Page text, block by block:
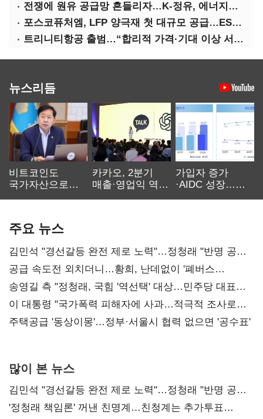
전쟁에 원유 공급망 흔들리자…K-정유, 에너지안보 핵심으로 재부상
포스코퓨처엠, LFP 양극재 첫 대규모 공급…ESS 시장 공략
트리니티항공 출범…“합리적 가격·기대 이상 서비스로 승부”
뉴스리듬
비트코인도
국가자산으로…'
카카오, 2분기
매출·영업익 역대
가입자 증가
·AIDC 성장…
주요 뉴스
김민석 "경선갈등 완전 제로 노력"…정청래 "반명 공세
사과부터"
공급 속도전 외치더니…황희, 난데없이 '폐버스
리모델링' 제안
송영길 측 "정청래, 국힘 '역선택' 대상…민주당 대표로
총선 지휘 못해"
이 대통령 "국가폭력 피해자에 사과…적극적 조사로
진실 밝혀야"
주택공급 '동상이몽'…정부·서울시 협력 없으면 '공수표'
많이 본 뉴스
김민석 "경선갈등 완전 제로 노력"…정청래 "반명 공세
사과부터"
'정청래 책임론' 꺼낸 친명계…친청계는 추가투표